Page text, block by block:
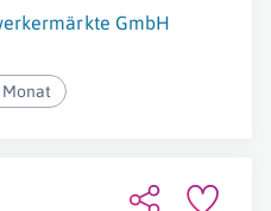
GmbH
Monat